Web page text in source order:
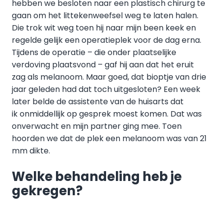
hebben we besloten naar een plastisch chirurg te
gaan om het littekenweefsel weg te laten halen.
Die trok wit weg toen hij naar mijn been keek en
regelde gelijk een operatieplek voor de dag erna.
Tijdens de operatie – die onder plaatselijke
verdoving plaatsvond – gaf hij aan dat het eruit
zag als melanoom. Maar goed, dat bioptje van drie
jaar geleden had dat toch uitgesloten? Een week
later belde de assistente van de huisarts dat
ik onmiddellijk op gesprek moest komen. Dat was
onverwacht en mijn partner ging mee. Toen
hoorden we dat de plek een melanoom was van 21
mm dikte.
Welke behandeling heb je
gekregen?